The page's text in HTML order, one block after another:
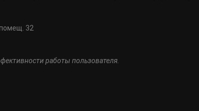
32
работы пользователя.